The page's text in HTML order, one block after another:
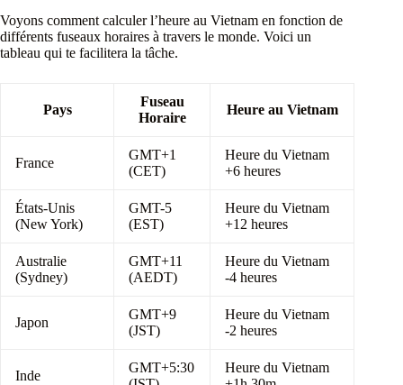
Voyons comment calculer l’heure au Vietnam en fonction de
différents fuseaux horaires à travers le monde. Voici un
tableau qui te facilitera la tâche.
Pays
Fuseau
Horaire
Heure au Vietnam
France
GMT+1
(CET)
Heure du Vietnam
+6 heures
États-Unis
(New York)
GMT-5
(EST)
Heure du Vietnam
+12 heures
Australie
(Sydney)
GMT+11
(AEDT)
Heure du Vietnam
-4 heures
Japon
GMT+9
(JST)
Heure du Vietnam
-2 heures
Inde
GMT+5:30
Heure du Vietnam